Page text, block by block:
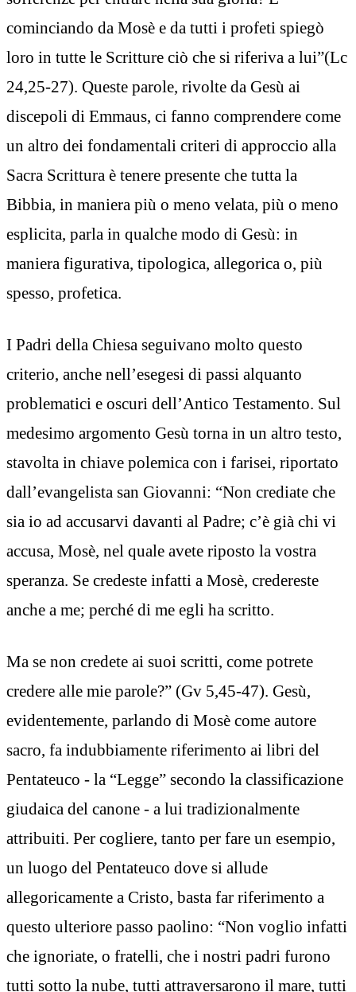
cominciando da Mosè e da tutti i profeti spiegò
loro in tutte le Scritture ciò che si riferiva a lui”(Lc
24,25-27). Queste parole, rivolte da Gesù ai
discepoli di Emmaus, ci fanno comprendere come
un altro dei fondamentali criteri di approccio alla
Sacra Scrittura è tenere presente che tutta la
Bibbia, in maniera più o meno velata, più o meno
esplicita, parla in qualche modo di Gesù: in
maniera figurativa, tipologica, allegorica o, più
spesso, profetica.
I Padri della Chiesa seguivano molto questo
criterio, anche nell’esegesi di passi alquanto
problematici e oscuri dell’Antico Testamento. Sul
medesimo argomento Gesù torna in un altro testo,
stavolta in chiave polemica con i farisei, riportato
dall’evangelista san Giovanni: “Non crediate che
sia io ad accusarvi davanti al Padre; c’è già chi vi
accusa, Mosè, nel quale avete riposto la vostra
speranza. Se credeste infatti a Mosè, credereste
anche a me; perché di me egli ha scritto.
Ma se non credete ai suoi scritti, come potrete
credere alle mie parole?” (Gv 5,45-47). Gesù,
evidentemente, parlando di Mosè come autore
sacro, fa indubbiamente riferimento ai libri del
Pentateuco - la “Legge” secondo la classificazione
giudaica del canone - a lui tradizionalmente
attribuiti. Per cogliere, tanto per fare un esempio,
un luogo del Pentateuco dove si allude
allegoricamente a Cristo, basta far riferimento a
questo ulteriore passo paolino: “Non voglio infatti
che ignoriate, o fratelli, che i nostri padri furono
tutti sotto la nube, tutti attraversarono il mare, tutti